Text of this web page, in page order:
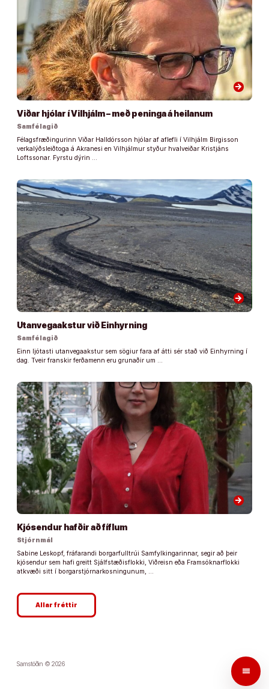
menu
arrow_forward
Viðar hjólar í Vilhjálm – með peninga á heilanum
Samfélagið
Félagsfræðingurinn Viðar Halldórsson hjólar af aflefli í Vilhjálm Birgisson
verkalýðsleiðtoga á Akranesi en Vilhjálmur styður hvalveiðar Kristjáns
Loftssonar. Fyrstu dýrin …
arrow_forward
Utanvegaakstur við Einhyrning
Samfélagið
Einn ljótasti utanvegaakstur sem sögiur fara af átti sér stað við Einhyrning í
dag. Tveir franskir ferðamenn eru grunaðir um …
arrow_forward
Kjósendur hafðir að fíflum
Stjórnmál
Sabine Leskopf, fráfarandi borgarfulltrúi Samfylkingarinnar, segir að þeir
kjósendur sem hafi greitt Sjálfstæðisflokki, Viðreisn eða Framsóknarflokki
atkvæði sitt í borgarstjórnarkosningunum, …
Allar fréttir
Samstöðin © 2026